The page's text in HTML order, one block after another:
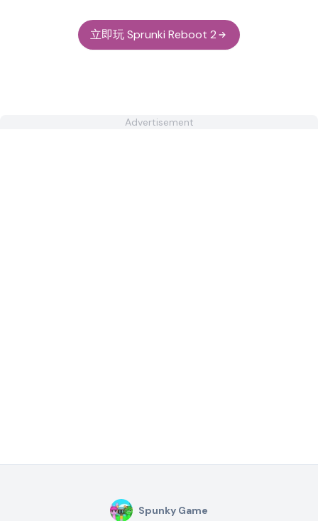
立即玩 Sprunki Reboot 2
Advertisement
Spunky Game